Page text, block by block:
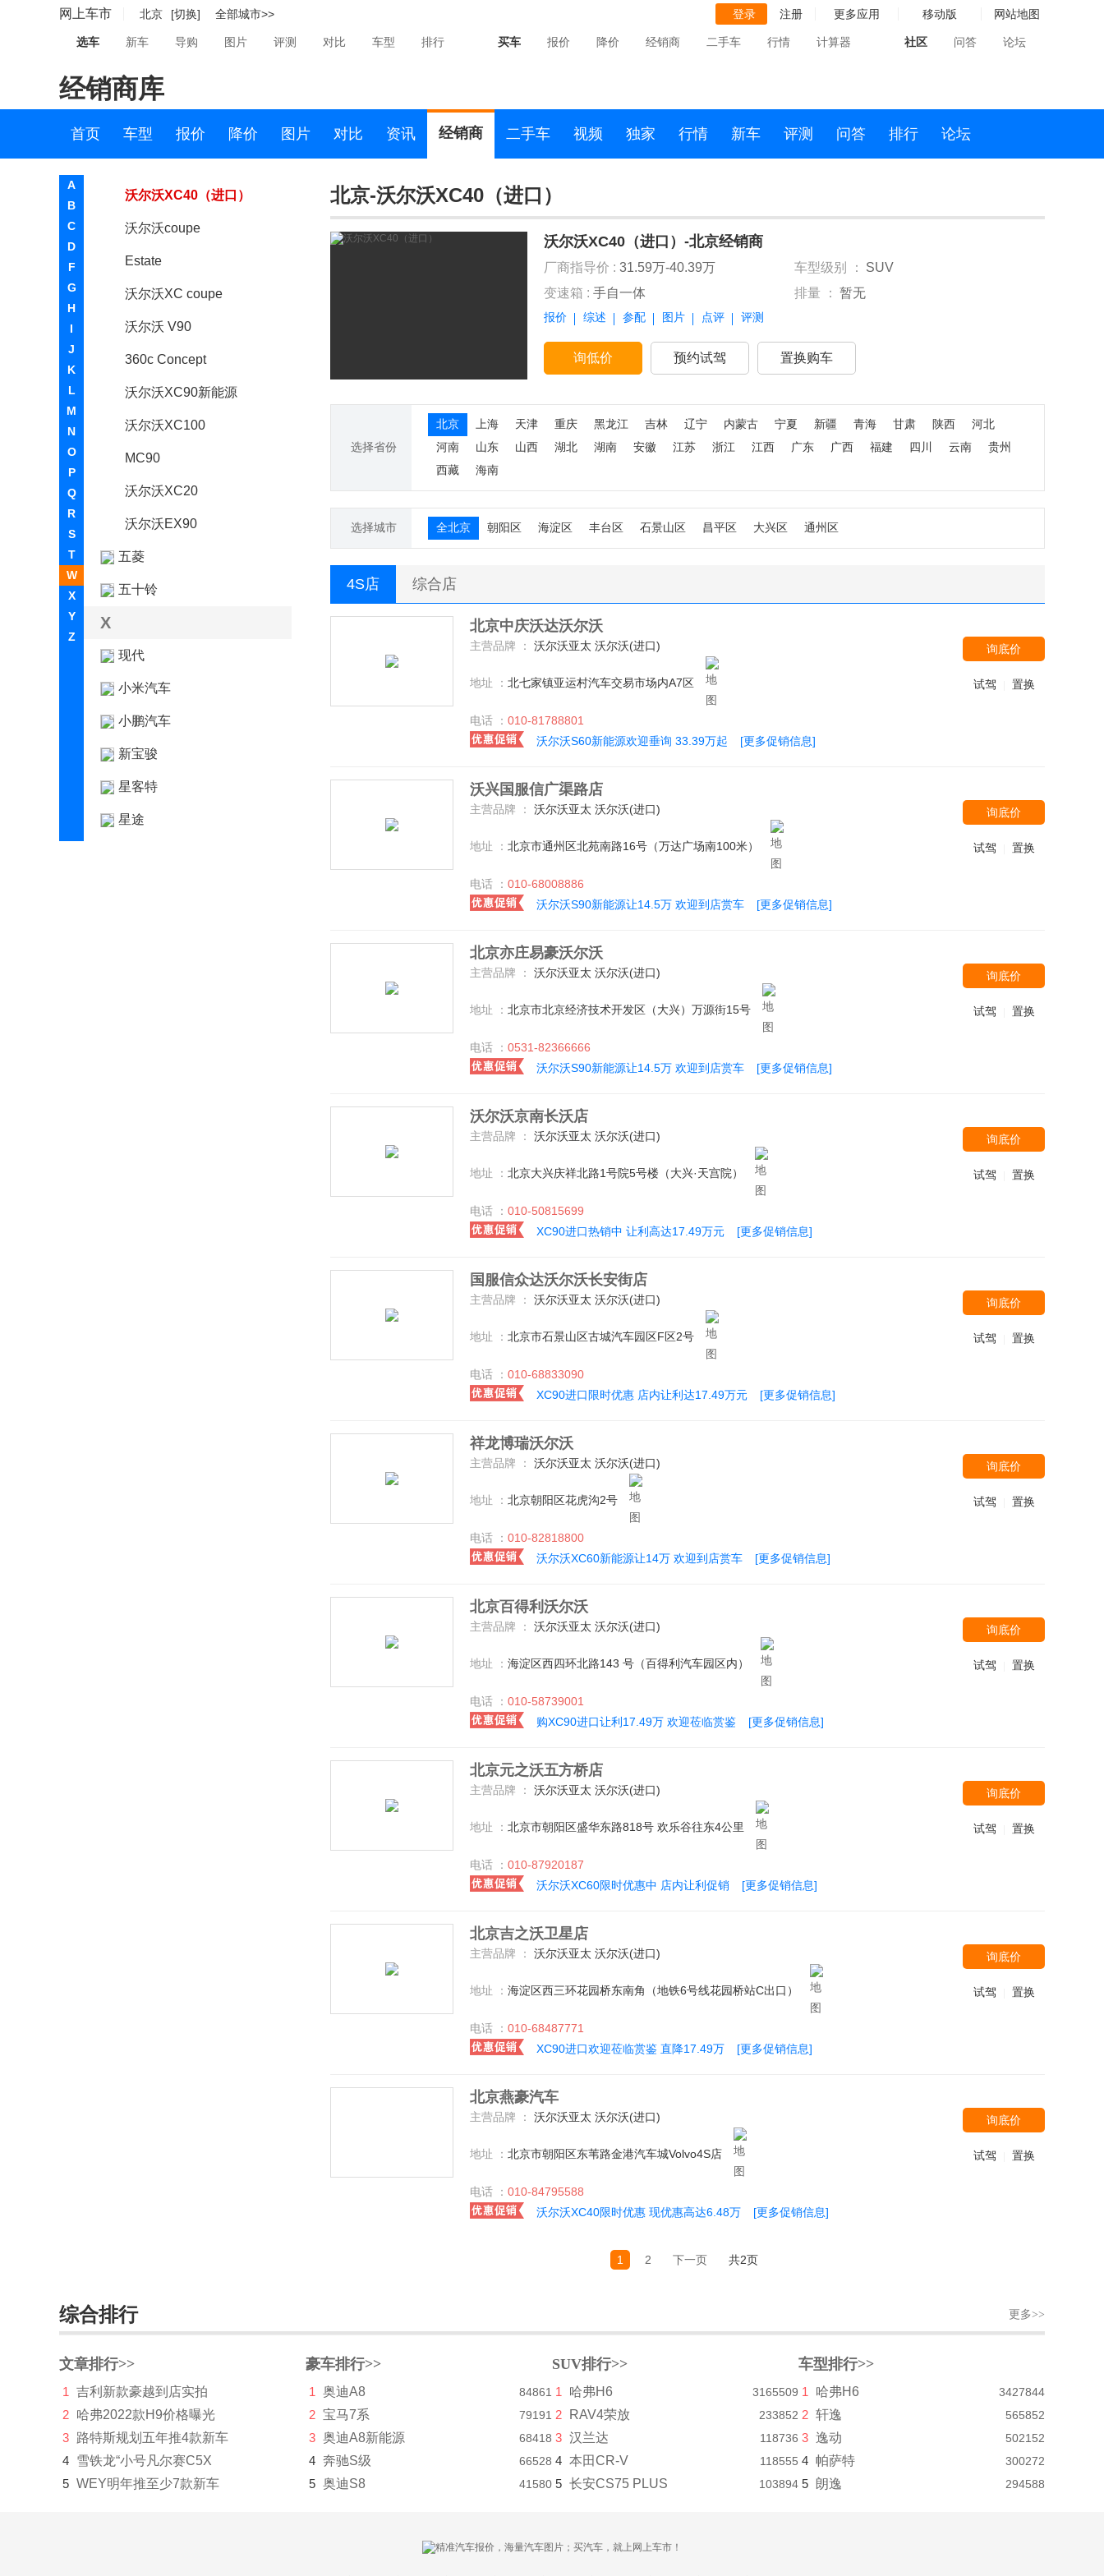
网上车市 北京 [切换] 全部城市>> 登录 注册 更多应用 移动版 网站地图
选车 新车 导购 图片 评测 对比 车型 排行 买车 报价 降价 经销商 二手车 行情 计算器 社区 问答 论坛
经销商库
首页 车型 报价 降价 图片 对比 资讯 经销商 二手车 视频 独家 行情 新车 评测 问答 排行 论坛
A
B
C
D
F
G
H
I
J
K
L
M
N
O
P
Q
R
S
T
W
X
Y
Z
沃尔沃XC60(进口)
沃尔沃V60
天地概念车
沃尔沃XC40（进口）
沃尔沃coupe
Estate
沃尔沃XC coupe
沃尔沃 V90
360c Concept
沃尔沃XC90新能源
沃尔沃XC100
MC90
沃尔沃XC20
沃尔沃EX90
五菱
五十铃
X
现代
小米汽车
小鹏汽车
新宝骏
星客特
星途
北京-沃尔沃XC40（进口）
沃尔沃XC40（进口）-北京经销商
厂商指导价 : 31.59万-40.39万 车型级别 ：
SUV
变速箱 : 手自一体 排量 ： 暂无
报价 综述 参配 图片 点评 评测
询低价 预约试驾 置换购车
选择省份
北京 上海 天津 重庆 黑龙江 吉林 辽宁 内蒙古 宁夏 新疆 青海 甘肃 陕西
河北
河南
山东 山西 湖北 湖南 安徽 江苏 浙江 江西 广东 广西 福建 四川 云南
贵州
西藏
海南
选择城市 全北京 朝阳区 海淀区 丰台区 石景山区 昌平区 大兴区 通州区
4S店 综合店
北京中庆沃达沃尔沃
主营品牌 ： 沃尔沃亚太 沃尔沃(进口)
地址 ： 北七家镇亚运村汽车交易市场内A7区
电话 ： 010-81788801
沃尔沃S60新能源欢迎垂询 33.39万起
[更多促销信息]
询底价
试驾 置换
沃兴国服信广渠路店
主营品牌 ： 沃尔沃亚太 沃尔沃(进口)
地址 ： 北京市通州区北苑南路16号（万达广场南100米）
电话 ： 010-68008886
沃尔沃S90新能源让14.5万 欢迎到店赏车
[更多促销信息]
询底价
试驾 置换
北京亦庄易豪沃尔沃
主营品牌 ： 沃尔沃亚太 沃尔沃(进口)
地址 ： 北京市北京经济技术开发区（大兴）万源街15号
电话 ： 0531-82366666
沃尔沃S90新能源让14.5万 欢迎到店赏车
[更多促销信息]
询底价
试驾 置换
沃尔沃京南长沃店
主营品牌 ： 沃尔沃亚太 沃尔沃(进口)
地址 ： 北京大兴庆祥北路1号院5号楼（大兴·天宫院）
电话 ： 010-50815699
XC90进口热销中 让利高达17.49万元
[更多促销信息]
询底价
试驾 置换
国服信众达沃尔沃长安街店
主营品牌 ： 沃尔沃亚太 沃尔沃(进口)
地址 ： 北京市石景山区古城汽车园区F区2号
电话 ： 010-68833090
XC90进口限时优惠 店内让利达17.49万元
[更多促销信息]
询底价
试驾 置换
祥龙博瑞沃尔沃
主营品牌 ： 沃尔沃亚太 沃尔沃(进口)
地址 ： 北京朝阳区花虎沟2号
电话 ： 010-82818800
沃尔沃XC60新能源让14万 欢迎到店赏车
[更多促销信息]
询底价
试驾 置换
北京百得利沃尔沃
主营品牌 ： 沃尔沃亚太 沃尔沃(进口)
地址 ： 海淀区西四环北路143 号（百得利汽车园区内）
电话 ： 010-58739001
购XC90进口让利17.49万 欢迎莅临赏鉴
[更多促销信息]
询底价
试驾 置换
北京元之沃五方桥店
主营品牌 ： 沃尔沃亚太 沃尔沃(进口)
地址 ： 北京市朝阳区盛华东路818号 欢乐谷往东4公里
电话 ： 010-87920187
沃尔沃XC60限时优惠中 店内让利促销
[更多促销信息]
询底价
试驾 置换
北京吉之沃卫星店
主营品牌 ： 沃尔沃亚太 沃尔沃(进口)
地址 ： 海淀区西三环花园桥东南角（地铁6号线花园桥站C出口）
电话 ： 010-68487771
XC90进口欢迎莅临赏鉴 直降17.49万
[更多促销信息]
询底价
试驾 置换
北京燕豪汽车
主营品牌 ： 沃尔沃亚太 沃尔沃(进口)
地址 ： 北京市朝阳区东苇路金港汽车城Volvo4S店
电话 ： 010-84795588
沃尔沃XC40限时优惠 现优惠高达6.48万
[更多促销信息]
询底价
试驾 置换
1 2 下一页 共2页
综合排行 更多>>
文章排行>>
1
吉利新款豪越到店实拍
2 哈弗2022款H9价格曝光
3 路特斯规划五年推4款新车
4 雪铁龙“小号凡尔赛C5X
5 WEY明年推至少7款新车
豪车排行>>
1 奥迪A8 84861
2 宝马7系 79191
3 奥迪A8新能源 68418
4 奔驰S级 66528
5 奥迪S8 41580
SUV排行>>
1 哈弗H6 3165509
2 RAV4荣放 233852
3 汉兰达 118736
4 本田CR-V 118555
5 长安CS75 PLUS 103894
车型排行>>
1 哈弗H6 3427844
2 轩逸 565852
3 逸动 502152
4 帕萨特 300272
5 朗逸 294588